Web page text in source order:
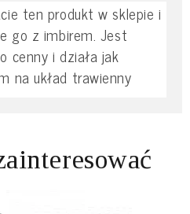
ten produkt w sklepie i
go z imbirem. Jest
cenny i działa jak
na układ trawienny